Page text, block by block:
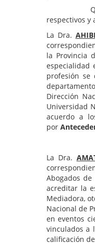
Que, de
respectivos y
La Dra.
la Provincia
especialidad
profesión se
Dirección
Universidad
acuerdo a
por
La Dra.
Abogados
acreditar la
Mediadora,
Nacional de
en eventos
vinculados a
calificación